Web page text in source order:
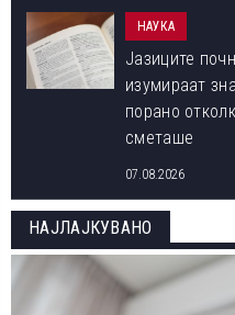
ОВА СЕ ПОБЕДНИЧКИТЕ
ФОТОГРАФИЈА ОД
НАУКА
Јазиците
изумираат
порано
сметаше
07.08.2026
НАЈЛАЈКУВАНО